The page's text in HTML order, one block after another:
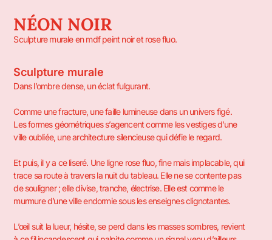
NÉON NOIR
Sculpture murale en mdf peint noir et rose fluo.
Sculpture murale
Dans l’ombre dense, un éclat fulgurant.
Comme une fracture, une faille lumineuse dans un univers figé.
Les formes géométriques s’agencent comme les vestiges d’une
ville oubliée, une architecture silencieuse qui défie le regard.
Et puis, il y a ce liseré. Une ligne rose fluo, fine mais implacable, qui
trace sa route à travers la nuit du tableau. Elle ne se contente pas
de souligner ; elle divise, tranche, électrise. Elle est comme le
murmure d’une ville endormie sous les enseignes clignotantes.
L’œil suit la lueur, hésite, se perd dans les masses sombres, revient